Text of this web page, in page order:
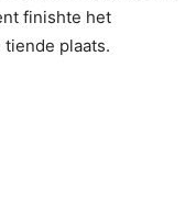
finishte het
plaats.